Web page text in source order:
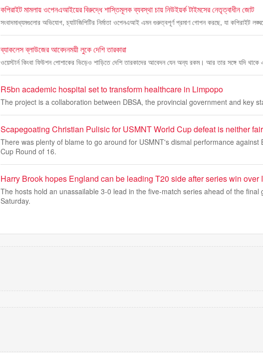
কপিরাইট মামলায় ওপেনএআইয়ের বিরুদ্ধে শাস্তিমূলক ব্যবস্থা চায় নিউইয়র্ক টাইমসের নেতৃত্বাধীন জোট
সংবাদমাধ্যমগুলোর অভিযোগ, চ্যাটজিপিটির নির্মাতা ওপেনএআই এমন গুরুত্বপূর্ণ প্রমাণ গোপন করছে, যা কপিরাইট
ব্যাকলেস ব্লাউজের আবেদনময়ী লুকে দেশি তারকারা
ওয়েস্টার্ন কিংবা ফিউশন পোশাকের ভিড়েও শাড়িতে দেশি তারকাদের আবেদন যেন অন্য রকম। আর তার সঙ্গে যদি
R5bn academic hospital set to transform healthcare in Limpopo
The project is a collaboration between DBSA, the provincial government and key
Scapegoating Christian Pulisic for USMNT World Cup defeat is neither
There was plenty of blame to go around for USMNT's dismal performance against
Cup Round of 16.
Harry Brook hopes England can be leading T20 side after series win over
The hosts hold an unassailable 3-0 lead in the five-match series ahead of the final
Saturday.